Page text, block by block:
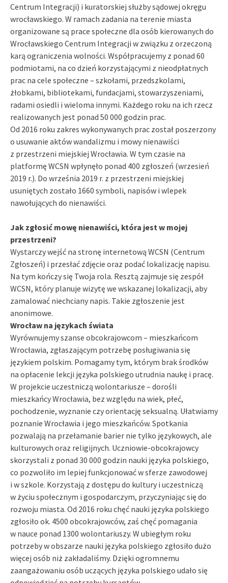
Centrum Integracji) i kuratorskiej służby sądowej okręgu
wrocławskiego. W ramach zadania na terenie miasta
organizowane są prace społeczne dla osób kierowanych do
Wrocławskiego Centrum Integracji w związku z orzeczoną
karą ograniczenia wolności. Współpracujemy z ponad 60
podmiotami, na co dzień korzystającymi z nieodpłatnych
prac na cele społeczne – szkołami, przedszkolami,
żłobkami, bibliotekami, fundacjami, stowarzyszeniami,
radami osiedli i wieloma innymi. Każdego roku na ich rzecz
realizowanych jest ponad 50 000 godzin prac.
Od 2016 roku zakres wykonywanych prac został poszerzony
o usuwanie aktów wandalizmu i mowy nienawiści
z przestrzeni miejskiej Wrocławia. W tym czasie na
platformę WCSN wpłynęło ponad 400 zgłoszeń (wrzesień
2019 r.). Do września 2019 r. z przestrzeni miejskiej
usuniętych zostało 1660 symboli, napisów i wlepek
nawołujących do nienawiści.
Jak zgłosić mowę nienawiści, która jest w mojej
przestrzeni?
Wystarczy wejść na stronę internetową WCSN (Centrum
Zgłoszeń) i przesłać zdjęcie oraz podać lokalizację napisu.
Na tym kończy się Twoja rola. Resztą zajmuje się zespół
WCSN, który planuje wizytę we wskazanej lokalizacji, aby
zamalować niechciany napis. Takie zgłoszenie jest
anonimowe.
Wrocław na językach świata
Wyrównujemy szanse obcokrajowcom – mieszkańcom
Wrocławia, zgłaszającym potrzebę posługiwania się
językiem polskim. Pomagamy tym, którym brak środków
na opłacenie lekcji języka polskiego utrudnia naukę i pracę.
W projekcie uczestniczą wolontariusze – dorośli
mieszkańcy Wrocławia, bez względu na wiek, płeć,
pochodzenie, wyznanie czy orientację seksualną. Ułatwiamy
poznanie Wrocławia i jego mieszkańców. Spotkania
pozwalają na przełamanie barier nie tylko językowych, ale
kulturowych oraz religijnych. Uczniowie-obcokrajowcy
skorzystali z ponad 30 000 godzin nauki języka polskiego,
co pozwoliło im lepiej funkcjonować w sferze zawodowej
i w szkole. Korzystają z dostępu do kultury i uczestniczą
w życiu społecznym i gospodarczym, przyczyniając się do
rozwoju miasta. Od 2016 roku chęć nauki języka polskiego
zgłosiło ok. 4500 obcokrajowców, zaś chęć pomagania
w nauce ponad 1300 wolontariuszy. W ubiegłym roku
potrzeby w obszarze nauki języka polskiego zgłosiło dużo
więcej osób niż zakładaliśmy. Dzięki ogromnemu
zaangażowaniu osób uczących języka polskiego udało się